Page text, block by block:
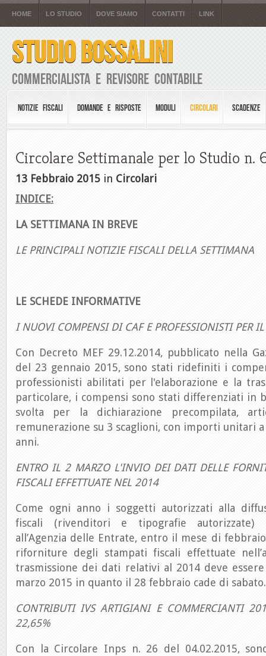
HOME LO STUDIO DOVE SIAMO CONTATTI LINK
STUDIO BOSSALINI
Commercialista e Revisore Contabile
NOTIZIE FISCALI DOMANDE E RISPOSTE MODULI CIRCOLARI SCADENZE
Circolare Settimanale per lo Studio n.
13 Febbraio 2015 in Circolari
INDICE:
LA SETTIMANA IN BREVE
LE PRINCIPALI NOTIZIE FISCALI DELLA SETTIMANA
LE SCHEDE INFORMATIVE
I NUOVI COMPENSI DI CAF E PROFESSIONISTI PER
Con Decreto MEF 29.12.2014, pubblicato nella
del 23 gennaio 2015, sono stati ridefiniti i
professionisti abilitati per l'elaborazione e la
particolare, i compensi sono stati differenziati in
svolta per la dichiarazione precompilata,
remunerazione su 3 scaglioni, con importi unitari
anni.
ENTRO IL 2 MARZO L'INVIO DEI DATI DELLE
FISCALI EFFETTUATE NEL 2014
Come ogni anno i soggetti autorizzati alla
fiscali (rivenditori e tipografie autorizzate)
all’Agenzia delle Entrate, entro il mese di
riforniture degli stampati fiscali effettuate
trasmissione dei dati relativi al 2014 deve
marzo 2015 in quanto il 28 febbraio cade di sabato.
CONTRIBUTI IVS ARTIGIANI E COMMERCIANTI
22,65%
Con la Circolare Inps n. 26 del 04.02.2015,